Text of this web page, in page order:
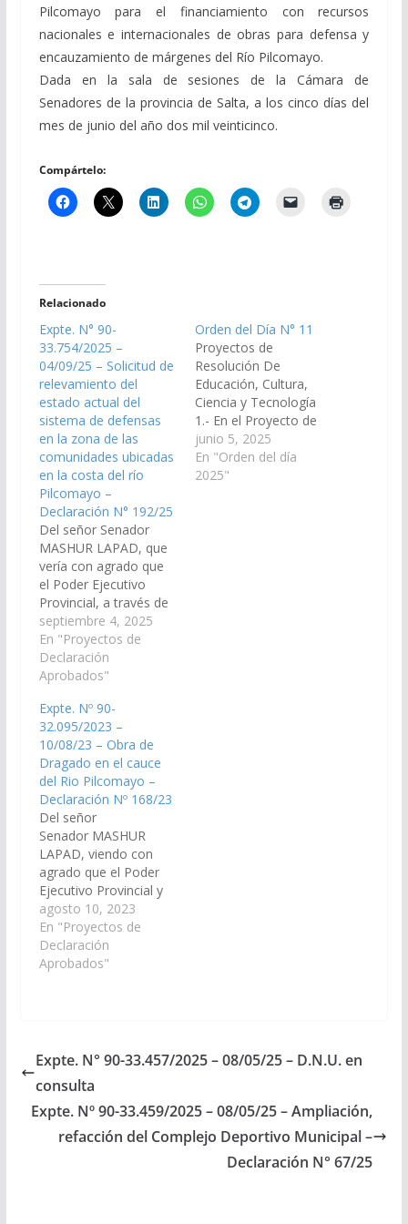
Pilcomayo para el financiamiento con recursos
nacionales e internacionales de obras para defensa y
encauzamiento de márgenes del Río Pilcomayo.
Dada en la sala de sesiones de la Cámara de
Senadores de la provincia de Salta, a los cinco días del
mes de junio del año dos mil veinticinco.
Compártelo:
Relacionado
Expte. N° 90-
33.754/2025 –
04/09/25 – Solicitud de
relevamiento del
estado actual del
sistema de defensas
en la zona de las
comunidades ubicadas
en la costa del río
Pilcomayo –
Declaración N° 192/25
Del señor Senador
MASHUR LAPAD, que
vería con agrado que
el Poder Ejecutivo
Provincial, a través de
los organismos
competentes,
disponga las medidas
y recursos necesarios
de estado actual de las
costas del río
Pilcomayo y la
ejecución de obras de
defensay
encauzamiento para la
protección de…
septiembre 4, 2025
En "Proyectos de
Declaración
Aprobados"
Orden del Día N° 11
Proyectos de
Resolución De
Educación, Cultura,
Ciencia y Tecnología
1.- En el Proyecto de
Resolución de la
Señora Senadora
LEONOR MINETTI,
junio 5, 2025
En "Orden del día
2025"
Expte. Nº 90-
32.095/2023 –
10/08/23 – Obra de
Dragado en el cauce
del Rio Pilcomayo –
Declaración Nº 168/23
Del señor
Senador MASHUR
LAPAD, viendo con
agrado que el Poder
Ejecutivo Provincial y
los Señores
Legisladores Naciones
por Salta, gestionen
ante el Poder Ejecutivo
Provincia de Formosa,
con el objeto de
prevenir y evitar…
agosto 10, 2023
En "Proyectos de
Declaración
Aprobados"
Expte. N° 90-33.457/2025 – 08/05/25 – D.N.U. en
consulta
Expte. Nº 90-33.459/2025 – 08/05/25 – Ampliación,
refacción del Complejo Deportivo Municipal –
Declaración N° 67/25